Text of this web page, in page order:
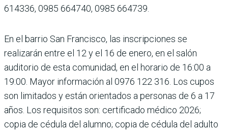
614336, 0985 664740, 0985 664739.
En el barrio San Francisco, las inscripciones se
realizarán entre el 12 y el 16 de enero, en el salón
auditorio de esta comunidad, en el horario de 16:00 a
19:00. Mayor información al 0976 122 316. Los cupos
son limitados y están orientados a personas de 6 a 17
años. Los requisitos son: certificado médico 2026;
copia de cédula del alumno; copia de cédula del adulto